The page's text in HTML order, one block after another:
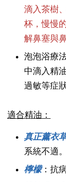
滴入茶樹
杯，慢慢
解鼻塞與
泡泡浴療
中滴入精
過敏等症狀
適合精油：
真正薰衣
系統不適。
檸檬：抗